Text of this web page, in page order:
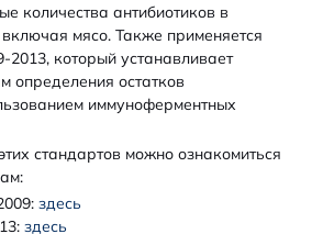
количества антибиотиков в
мясо. Также применяется
который устанавливает
определения остатков
иммуноферментных
стандартов можно ознакомиться
здесь
здесь